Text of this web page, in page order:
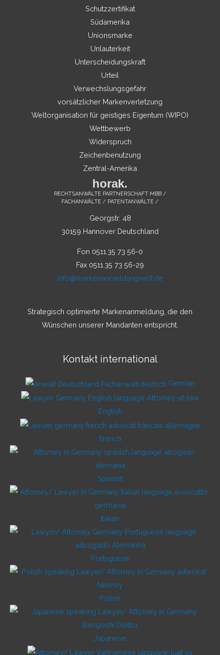
Schutzzertifikat
Südamerika
Unionsmarke
Unlauterkeit
Unterscheidungskraft
Urteil
Verwechslungsgefahr
vorsätzlicher Markenverletzung
Weltorganisation für geistiges Eigentum (WIPO)
Wettbewerb
Widerspruch
Zeichenbenutzung
Zentral-Amerika
horak.
RECHTSANWÄLTE PARTNERSCHAFT MBB /
FACHANWÄLTE / PATENTANWÄLTE /
Georgstr. 48
30159 Hannover Deutschland
Fon 0511.35 73 56-0
Fax 0511.35 73 56-29
info@markenanmeldungwelt.de
Strategisch optimierte Markenanmeldung, die den
Wünschen unserer Mandanten entspricht.
Kontakt international
German
English
French
Spanish
Italian
Portuguese
Polish
Japanese